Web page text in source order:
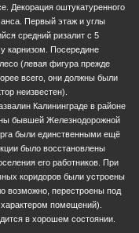
Декорация оштукатуренного
Первый этаж и углы
средний ризалит с 5
карнизом. Посередине
(левая фигура прежде
всего, они должны были
неизвестен).
Калининграде в районе
бывшей Железнодорожной
были единственными ещё
было восстановлены
его работников. При
коридоров были устроены
возможно, перестроены под
помещений).
в хорошем состоянии.